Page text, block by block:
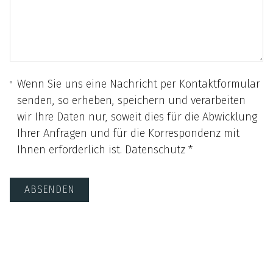
Wenn Sie uns eine Nachricht per Kontaktformular
senden, so erheben, speichern und verarbeiten
wir Ihre Daten nur, soweit dies für die Abwicklung
Ihrer Anfragen und für die Korrespondenz mit
Ihnen erforderlich ist. Datenschutz *
ABSENDEN